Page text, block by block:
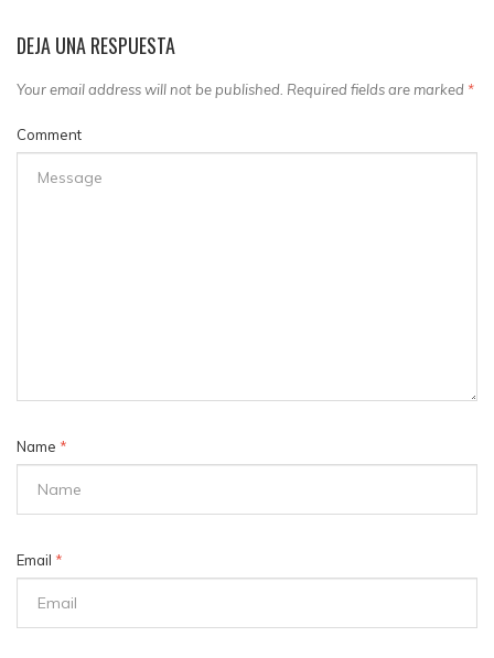
DEJA UNA RESPUESTA
Your email address will not be published. Required fields are marked *
Comment
Name *
Email *